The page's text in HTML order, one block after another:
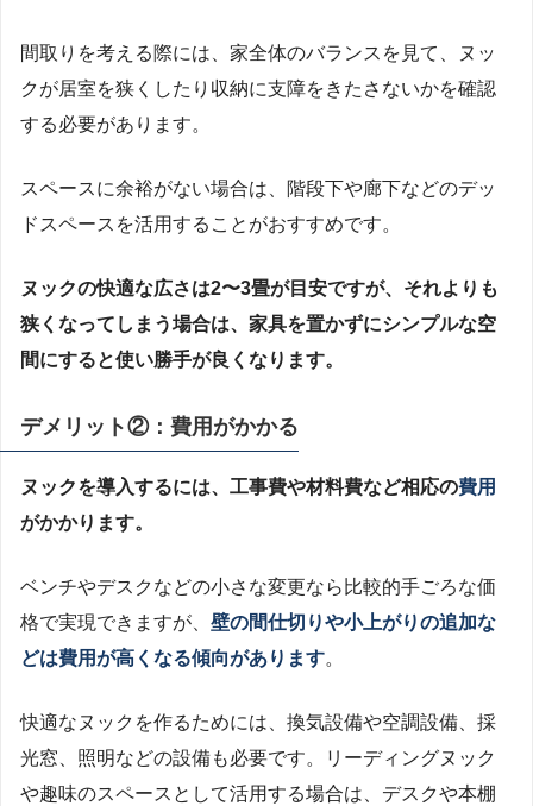
間取りを考える際には、家全体のバランスを見て、ヌッ
クが居室を狭くしたり収納に支障をきたさないかを確認
する必要があります。
スペースに余裕がない場合は、階段下や廊下などのデッ
ドスペースを活用することがおすすめです。
ヌックの快適な広さは2〜3畳が目安ですが、それよりも
狭くなってしまう場合は、家具を置かずにシンプルな空
間にすると使い勝手が良くなります。
デメリット②：費用がかかる
ヌックを導入するには、工事費や材料費など相応の費用
がかかります。
ベンチやデスクなどの小さな変更なら比較的手ごろな価
格で実現できますが、 壁の間仕切りや小上がりの追加な
どは費用が高くなる傾向があります。
快適なヌックを作るためには、換気設備や空調設備、採
光窓、照明などの設備も必要です。リーディングヌック
や趣味のスペースとして活用する場合は、デスクや本棚